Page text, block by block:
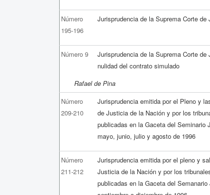
Número
195-196
Jurisprudencia de la Suprema Corte
Número 9
Jurisprudencia de la Suprema Corte
nulidad del contrato simulado
Rafael de Pina
Número
209-210
Jurisprudencia emitida por el Pleno y
de Justicia de la Nación y por los
publicadas en la Gaceta del Seminario
mayo, junio, julio y agosto de 1996
Número
211-212
Jurisprudencia emitida por el pleno y
Justicia de la Nación y por los
publicadas en la Gaceta del